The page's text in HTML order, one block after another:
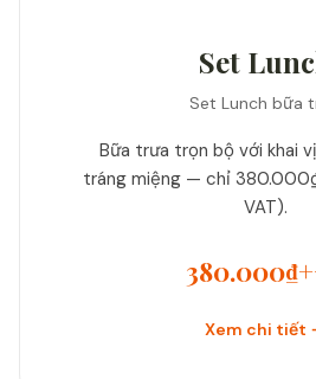
Set
Set Lunch bữa
Bữa trưa trọn bộ với khai
tráng miệng — chỉ
VAT).
Xem chi tiết